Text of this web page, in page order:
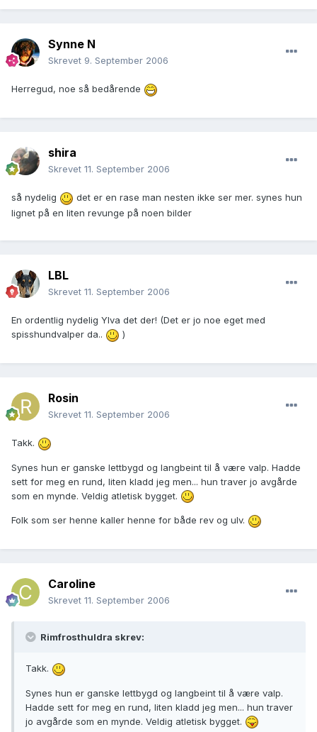
Synne N
Skrevet 9. September 2006
Herregud, noe så bedårende
shira
Skrevet 11. September 2006
så nydelig
det er en rase man nesten ikke ser mer. synes hun
lignet på en liten revunge på noen bilder
LBL
Skrevet 11. September 2006
En ordentlig nydelig Ylva det der! (Det er jo noe eget med
spisshundvalper da..
)
Rosin
Skrevet 11. September 2006
Takk.
Synes hun er ganske lettbygd og langbeint til å være valp. Hadde
sett for meg en rund, liten kladd jeg men... hun traver jo avgårde
som en mynde. Veldig atletisk bygget.
Folk som ser henne kaller henne for både rev og ulv.
Caroline
Skrevet 11. September 2006
Rimfrosthuldra skrev:
Takk.
Synes hun er ganske lettbygd og langbeint til å være valp.
Hadde sett for meg en rund, liten kladd jeg men... hun traver
jo avgårde som en mynde. Veldig atletisk bygget.